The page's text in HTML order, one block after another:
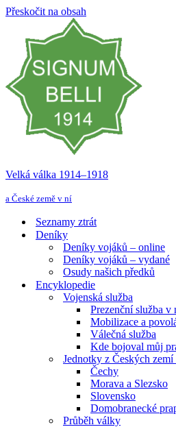
Přeskočit na obsah
Velká válka 1914–⁠⁠⁠⁠⁠⁠1918
a České země v ní
Seznamy ztrát
Deníky
Deníky vojáků – online
Deníky vojáků – vydané
Osudy našich předků
Encyklopedie
Vojenská služba
Prezenční služba v
Mobilizace a
Válečná služba
Kde bojoval můj
Jednotky z Českých zemí
Čechy
Morava a Slezsko
Slovensko
Domobranecké
Průběh války